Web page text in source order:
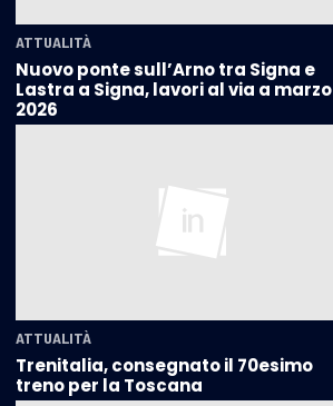
ATTUALITÀ
Nuovo ponte sull’Arno tra Signa e
Lastra a Signa, lavori al via a marzo
2026
ATTUALITÀ
Trenitalia, consegnato il 70esimo
treno per la Toscana